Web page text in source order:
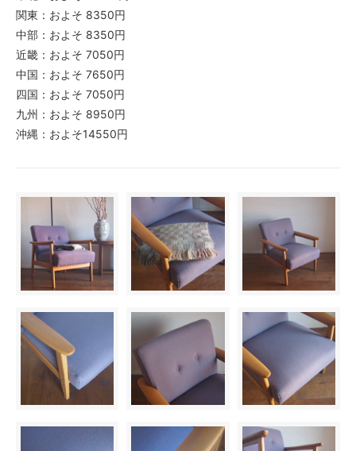
関東：およそ 8350円
中部：およそ 8350円
近畿：およそ 7050円
中国：およそ 7650円
四国：およそ 7050円
九州：およそ 8950円
沖縄：およそ14550円